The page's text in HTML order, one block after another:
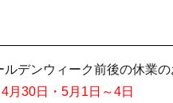
デンウィーク前後の休業の
30日・5月1日～4日